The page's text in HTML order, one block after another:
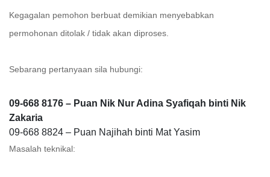
Kegagalan pemohon berbuat demikian menyebabkan
permohonan ditolak / tidak akan diproses.
Sebarang pertanyaan sila hubungi:
09-668 8176 – Puan Nik Nur Adina Syafiqah binti Nik
Zakaria
09-668 8824 – Puan Najihah binti Mat Yasim
Masalah teknikal: